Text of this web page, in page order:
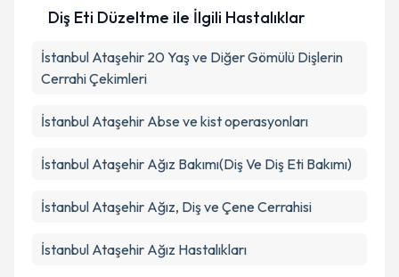
Diş Eti Düzeltme ile İlgili Hastalıklar
İstanbul Ataşehir 20 Yaş ve Diğer Gömülü Dişlerin
Cerrahi Çekimleri
İstanbul Ataşehir Abse ve kist operasyonları
İstanbul Ataşehir Ağız Bakımı(Diş Ve Diş Eti Bakımı)
İstanbul Ataşehir Ağız, Diş ve Çene Cerrahisi
İstanbul Ataşehir Ağız Hastalıkları